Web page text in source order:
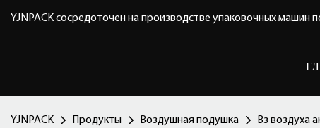
YJNPACK сосредоточен на производстве упаковочных машин
YJNPACK Продукты Воздушная подушка Вз воздуха